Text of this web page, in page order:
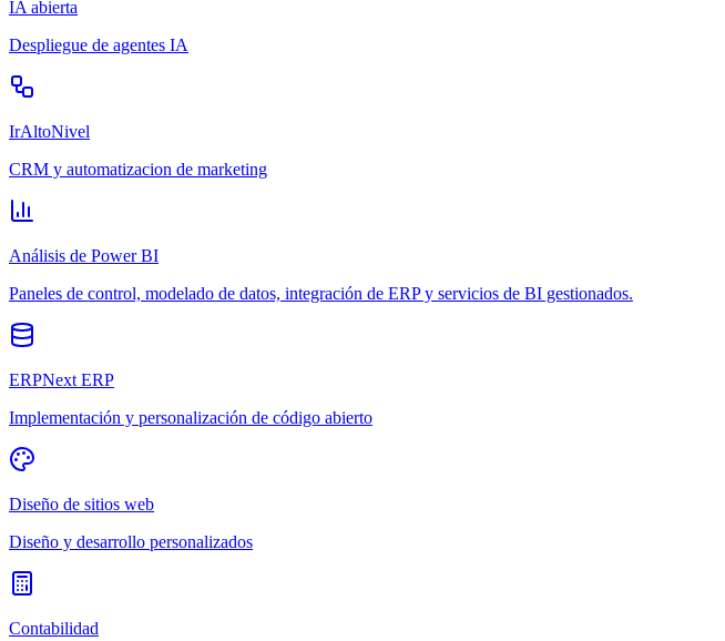
IA abierta
Despliegue de agentes IA
IrAltoNivel
CRM y automatizacion de marketing
Análisis de Power BI
Paneles de control, modelado de datos, integración de ERP y servicios de BI gestionados.
ERPNext ERP
Implementación y personalización de código abierto
Diseño de sitios web
Diseño y desarrollo personalizados
Contabilidad